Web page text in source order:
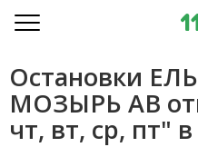
Остановки
МОЗЫРЬ АВ
чт, вт, ср, пт"